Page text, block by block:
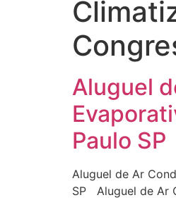
Aluguel
Paulo SP
Aluguel de Ar
SP Aluguel de Ar